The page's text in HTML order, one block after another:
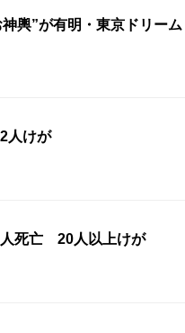
輿”が有明・東京ドリーム
人けが
死亡 20人以上けが